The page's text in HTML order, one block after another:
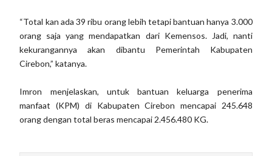
“Total kan ada 39 ribu orang lebih tetapi bantuan hanya 3.000
orang saja yang mendapatkan dari Kemensos. Jadi, nanti
kekurangannya akan dibantu Pemerintah Kabupaten
Cirebon,” katanya.
Imron menjelaskan, untuk bantuan keluarga penerima
manfaat (KPM) di Kabupaten Cirebon mencapai 245.648
orang dengan total beras mencapai 2.456.480 KG.